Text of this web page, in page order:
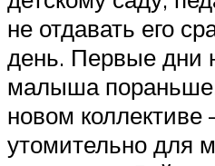
не отдавать его
день. Первые дни
малыша
новом коллективе
утомительно для